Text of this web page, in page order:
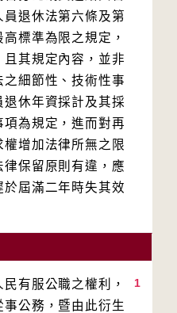
退休法第六條及第
標準為限之規定，
其規定內容，並非
細節性、技術性事
休年資採計及其採
為規定，進而對再
增加法律所無之限
保留原則有違，應
於屆滿二年時失其效
1
有服公職之權利，
公務，暨由此衍生